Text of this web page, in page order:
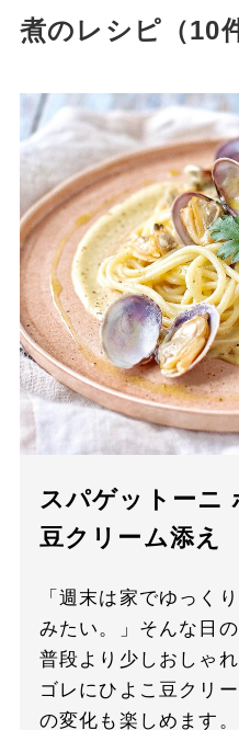
煮のレシピ（10
スパゲットー
豆クリーム添え
「週末は家でゆっく
みたい。」そんな日
普段より少しおしゃ
ゴレにひよこ豆クリ
の変化も楽しめます。